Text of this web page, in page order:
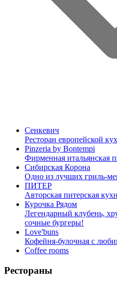
Сенкевич
Ресторан европейской
Pinzeria by Bontempi
Фирменная итальянская
Сибирская Корона
Одно из лучших гриль-
ПИТЕР
Авторская питерская
Курочка Рядом
Легендарный клубень,
сочные бургеры!
Love'buns
Кофейня-булочная с
Coffee rooms
Рестораны